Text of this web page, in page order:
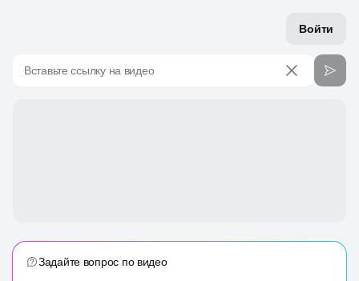
Войти
Вставьте ссылку на видео
Задайте вопрос по видео